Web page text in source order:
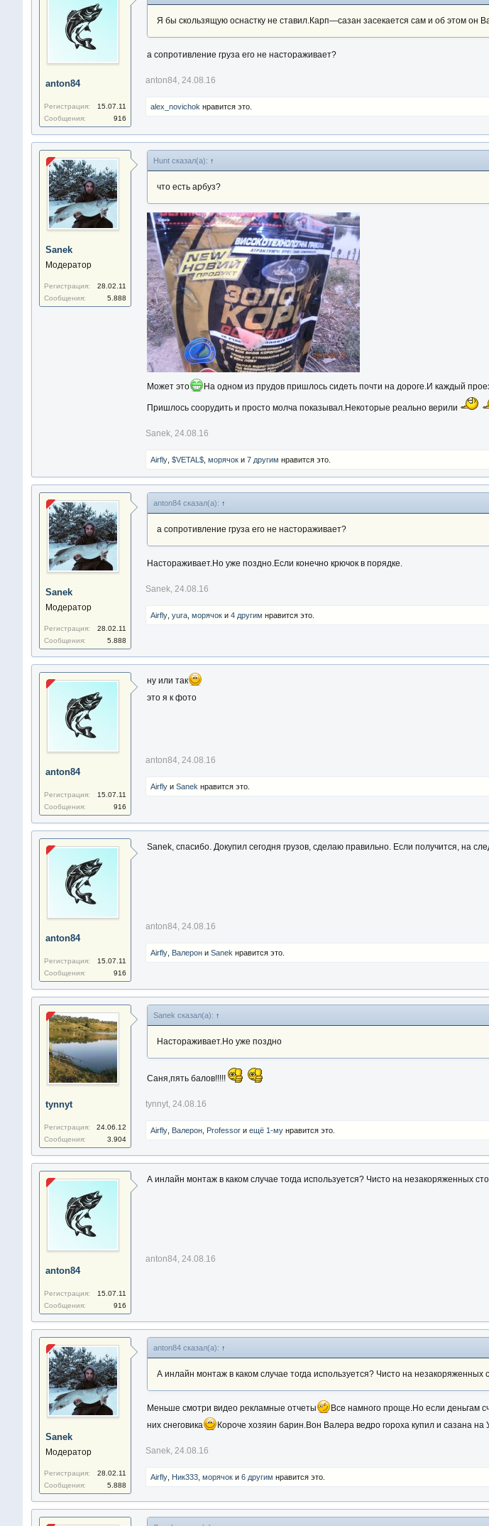
anton84
Регистрация:
15.07.11
Сообщения:
916
Я бы скользящую оснастку не ставил.Карп—сазан засекается сам и об этом он
а сопротивление груза его не настораживает?
anton84, 24.08.16
alex_novichok нравится это.
Sanek
Модератор
Регистрация:
28.02.11
Сообщения:
5.888
Hunt сказал(а): ↑
что есть арбуз?
Может это На одном из прудов пришлось сидеть почти на дороге.И каждый
Пришлось соорудить и просто молча показывал.Некоторые реально верили
Sanek, 24.08.16
Airfly, $VETAL$, морячoки 7 другим нравится это.
Sanek
Модератор
Регистрация:
28.02.11
Сообщения:
5.888
anton84 сказал(а): ↑
а сопротивление груза его не настораживает?
Настораживает.Но уже поздно.Если конечно крючок в порядке.
Sanek, 24.08.16
Airfly, yura, морячoки 4 другим нравится это.
anton84
Регистрация:
15.07.11
Сообщения:
916
ну или так
это я к фото
anton84, 24.08.16
Airflyи Sanek нравится это.
anton84
Регистрация:
15.07.11
Сообщения:
916
Sanek, спасибо. Докупил сегодня грузов, сделаю правильно. Если получится, на
anton84, 24.08.16
Airfly, Валерони Sanek нравится это.
tynnyt
Регистрация:
24.06.12
Сообщения:
3.904
Sanek сказал(а): ↑
Настораживает.Но уже поздно
Саня,пять балов!!!!!
tynnyt, 24.08.16
Airfly, Валерон, Professorи ещё 1-мунравится это.
anton84
Регистрация:
15.07.11
Сообщения:
916
А инлайн монтаж в каком случае тогда используется? Чисто на незакоряженных
anton84, 24.08.16
Sanek
Модератор
Регистрация:
28.02.11
Сообщения:
5.888
anton84 сказал(а): ↑
А инлайн монтаж в каком случае тогда используется? Чисто на незакоряженных
Меньше смотри видео рекламные отчеты
Все намного проще.Но если деньгам
них снеговика
Короче хозяин барин.Вон Валера ведро гороха купил и сазана на
Sanek, 24.08.16
Airfly, Ник333, морячoки 6 другим нравится это.